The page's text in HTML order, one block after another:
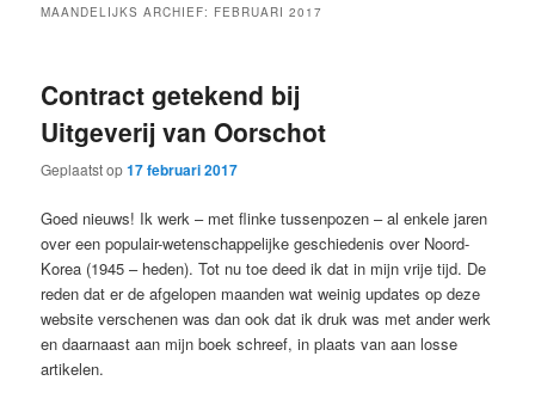
MAANDELIJKS ARCHIEF: FEBRUARI 2017
Contract getekend bij
Uitgeverij van Oorschot
Geplaatst op17 februari 2017
Goed nieuws! Ik werk – met flinke tussenpozen – al enkele jaren
over een populair-wetenschappelijke geschiedenis over Noord-
Korea (1945 – heden). Tot nu toe deed ik dat in mijn vrije tijd. De
reden dat er de afgelopen maanden wat weinig updates op deze
website verschenen was dan ook dat ik druk was met ander werk
en daarnaast aan mijn boek schreef, in plaats van aan losse
artikelen.